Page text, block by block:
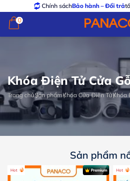
Chính sáchBảo hành – Đổi trảtốt nhất
0
0
Khóa Điện Tử Cửa
Trang chủSản phẩmKhóa Cửa Điện TửKhóa
Sản phẩm
Hot Premium Hot